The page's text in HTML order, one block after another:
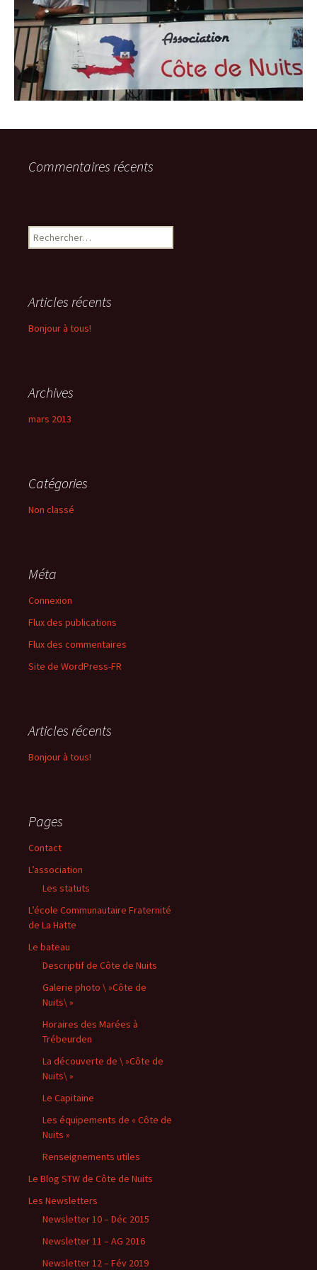
Commentaires récents
Rechercher :
Articles récents
Bonjour à tous!
Archives
mars 2013
Catégories
Non classé
Méta
Connexion
Flux des publications
Flux des commentaires
Site de WordPress-FR
Articles récents
Bonjour à tous!
Pages
Contact
L’association
Les statuts
L’école Communautaire Fraternité
de La Hatte
Le bateau
Descriptif de Côte de Nuits
Galerie photo \ »Côte de
Nuits\ »
Horaires des Marées à
Trébeurden
La découverte de \ »Côte de
Nuits\ »
Le Capitaine
Les équipements de « Côte de
Nuits »
Renseignements utiles
Le Blog STW de Côte de Nuits
Les Newsletters
Newsletter 10 – Déc 2015
Newsletter 11 – AG 2016
Newsletter 12 – Fév 2019